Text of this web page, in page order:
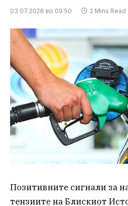
03.07.2026 во 09:50 2 Mins Read
Позитивните сигнали за
тензиите на Блискиот